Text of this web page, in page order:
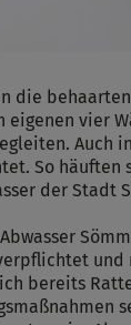
die
eigenen vier
Auch
So häuften
der Stadt
bereits